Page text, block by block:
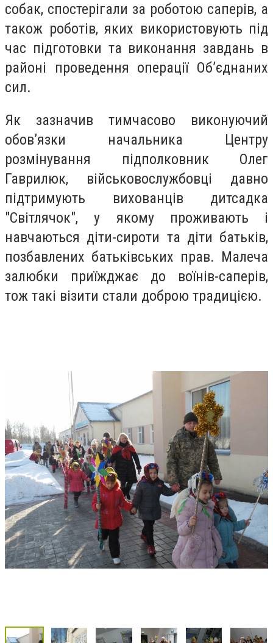
собак, спостерігали за роботою саперів, а
також роботів, яких використовують під
час підготовки та виконання завдань в
районі проведення операції Об’єднаних
сил.
Як зазначив тимчасово виконуючий
обов’язки начальника Центру
розмінування підполковник Олег
Гаврилюк, військовослужбовці давно
підтримують вихованців дитсадка
"Світлячок", у якому проживають і
навчаються діти-сироти та діти батьків,
позбавлених батьківських прав. Малеча
залюбки приїжджає до воїнів-саперів,
тож такі візити стали доброю традицією.